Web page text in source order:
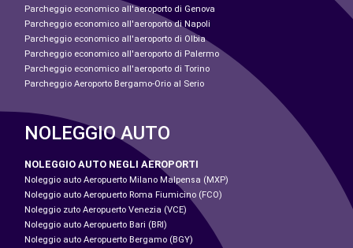
Parcheggio economico all'aeroporto di Genova
Parcheggio economico all'aeroporto di Napoli
Parcheggio economico all'aeroporto di Olbia
Parcheggio economico all'aeroporto di Palermo
Parcheggio economico all'aeroporto di Torino
Parcheggio Aeroporto Bergamo-Orio al Serio
NOLEGGIO AUTO
NOLEGGIO AUTO NEGLI AEROPORTI
Noleggio auto Aeropuerto Milano Malpensa (MXP)
Noleggio auto Aeropuerto Roma Fiumicino (FCO)
Noleggio zuto Aeropuerto Venezia (VCE)
Noleggio auto Aeropuerto Bari (BRI)
Noleggio auto Aeropuerto Bergamo (BGY)